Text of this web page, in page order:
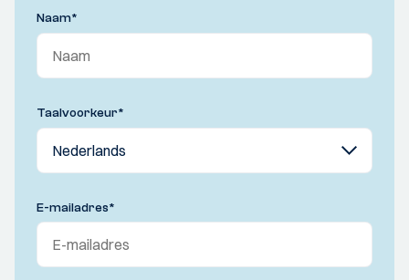
Naam*
Taalvoorkeur*
E-mailadres*